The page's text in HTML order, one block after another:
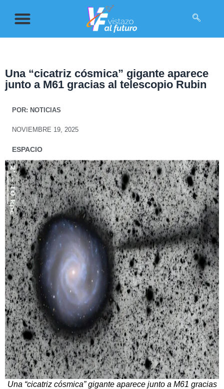
Una “cicatriz cósmica” gigante aparece
junto a M61 gracias al telescopio Rubin
POR: NOTICIAS
NOVIEMBRE 19, 2025
ESPACIO
Una “cicatriz cósmica” gigante aparece junto a M61 gracias